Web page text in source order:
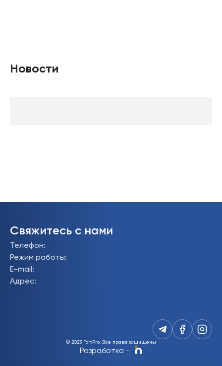
Новости
Свяжитесь с нами
Телефон:
Режим работы:
E-mail :
Адрес:
© 2023 FortPro. Все права защищены
Разработка -